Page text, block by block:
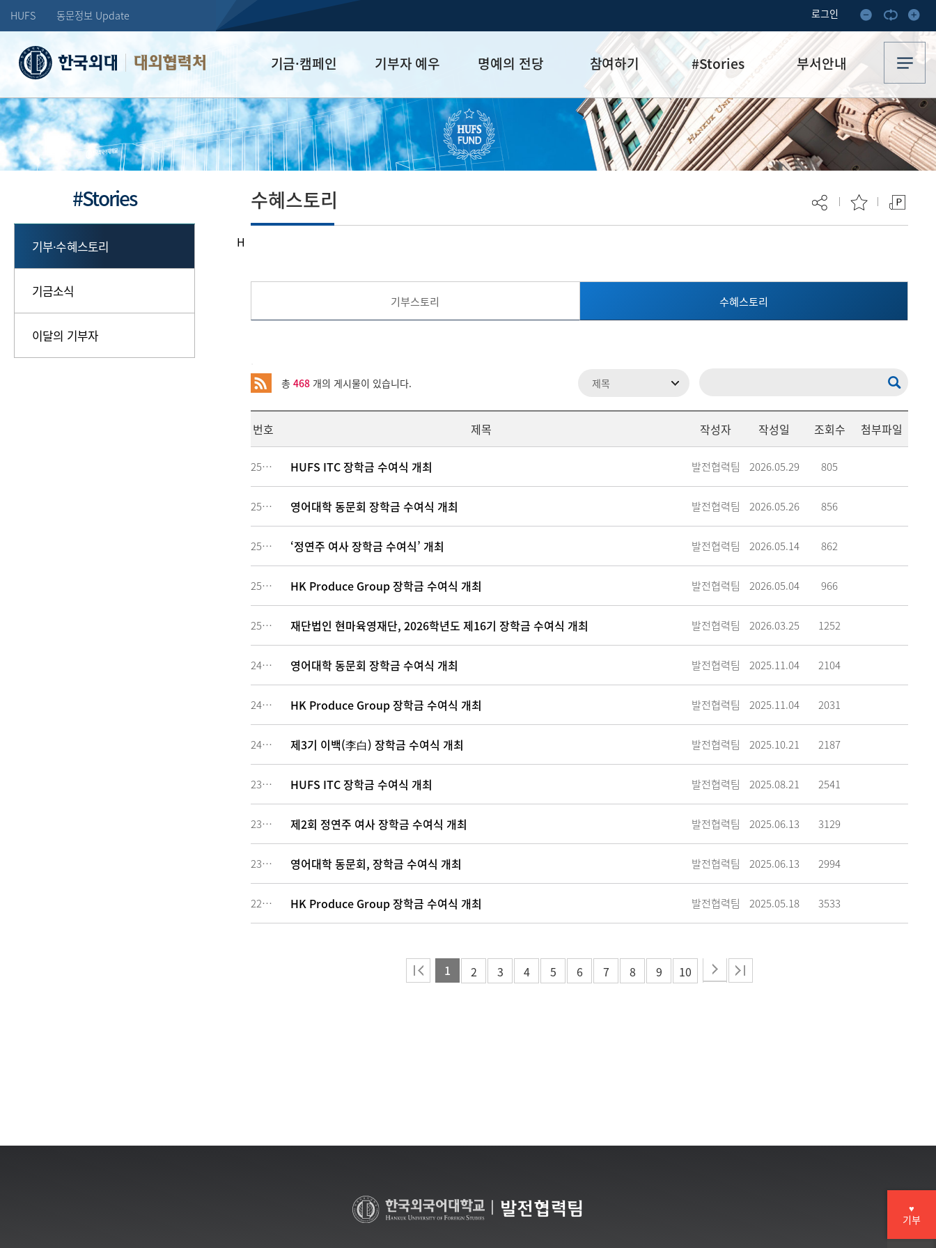
HUFS 동문정보 Update 로그인
대외협력처 기금·캠페인
학교발전기금
장학기금
선배드림 장학금
기부자 예우
예우 프로그램
세제 혜택
명예의 전당
HUFS Honor
Diamond Club
Platinum Club
참여하기
참여방법
기부하기
잠재기부자 추천
#Stories
기부·수혜스토리
기금소식
이달의 기부자
부서안내
업무안내
오시는 길
#Stories
기부·수혜스토리
기금소식
이달의 기부자
H
수혜스토리
기부스토리 수혜스토리
총 468개의 게시물이 있습니다.
번호 제목 작성자 작성일 조회수 첨부파일
256594 HUFS ITC 장학금 수여식 개최 발전협력팀 2026.05.29 805
256293 영어대학 동문회 장학금 수여식 개최 발전협력팀 2026.05.26 856
255527 ‘정연주 여사 장학금 수여식’ 개최 발전협력팀 2026.05.14 862
254480 HK Produce Group 장학금 수여식 개최 발전협력팀 2026.05.04 966
251044 재단법인 현마육영재단, 2026학년도 제16기 장학금 수여식 개최 발전협력팀 2026.03.25 1252
242033 영어대학 동문회 장학금 수여식 개최 발전협력팀 2025.11.04 2104
242019 HK Produce Group 장학금 수여식 개최 발전협력팀 2025.11.04 2031
240805 제3기 이백(李白) 장학금 수여식 개최 발전협력팀 2025.10.21 2187
234183 HUFS ITC 장학금 수여식 개최 발전협력팀 2025.08.21 2541
230480 제2회 정연주 여사 장학금 수여식 개최 발전협력팀 2025.06.13 3129
230479 영어대학 동문회, 장학금 수여식 개최 발전협력팀 2025.06.13 2994
227129 HK Produce Group 장학금 수여식 개최 발전협력팀 2025.05.18 3533
1 2 3 4 5 6 7 8 9 10
| 발전협력팀 ♥
기부